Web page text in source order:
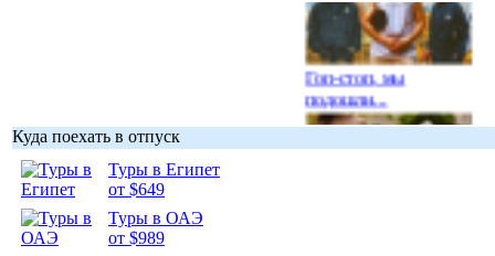
Гоп-стоп, мы
подошли...
Куда поехать в отпуск
Туры в Египет
от $649
Туры в ОАЭ
от $989